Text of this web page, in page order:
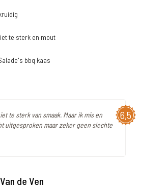
te sterk en mout
bbq kaas
6,5
te sterk van smaak. Maar ik mis en
uitgesproken maar zeker geen slechte
de Ven